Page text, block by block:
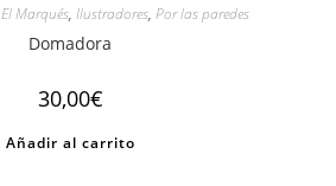
El Marqués, Ilustradores, Por las paredes
Domadora
30,00€
Añadir al carrito